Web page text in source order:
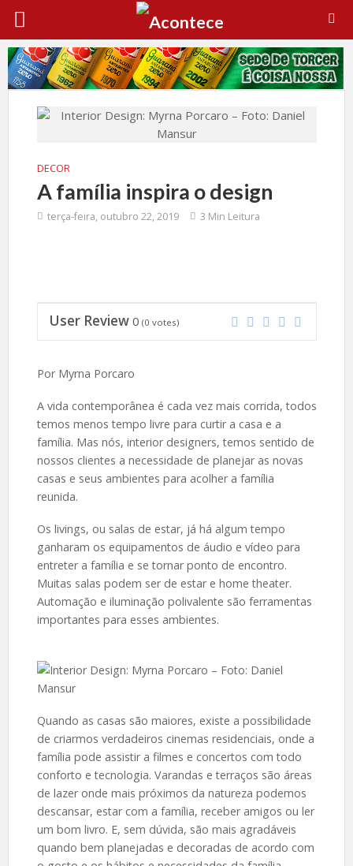
DECOR
A família inspira o design
terça-feira, outubro 22, 2019 3 Min Leitura
User Review 0 (0 votes)
Por Myrna Porcaro
A vida contemporânea é cada vez mais corrida, todos
temos menos tempo livre para curtir a casa e a
família. Mas nós, interior designers, temos sentido de
nossos clientes a necessidade de planejar as novas
casas e seus ambientes para acolher a família
reunida.
Os livings, ou salas de estar, já há algum tempo
ganharam os equipamentos de áudio e vídeo para
entreter a família e se tornar ponto de encontro.
Muitas salas podem ser de estar e home theater.
Automação e iluminação polivalente são ferramentas
importantes para esses ambientes.
Quando as casas são maiores, existe a possibilidade
de criarmos verdadeiros cinemas residenciais, onde a
família pode assistir a filmes e concertos com todo
conforto e tecnologia. Varandas e terraços são áreas
de lazer onde mais próximos da natureza podemos
descansar, estar com a família, receber amigos ou ler
um bom livro. E, sem dúvida, são mais agradáveis
quando bem planejadas e decoradas de acordo com